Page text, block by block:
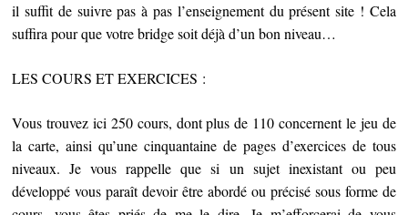
il suffit de suivre pas à pas l’enseignement du présent site ! Cela
suffira pour que votre bridge soit déjà d’un bon niveau…
LES COURS ET EXERCICES :
Vous trouvez ici 250 cours, dont plus de 110 concernent le jeu de
la carte, ainsi qu’une cinquantaine de pages d’exercices de tous
niveaux. Je vous rappelle que si un sujet inexistant ou peu
développé vous paraît devoir être abordé ou précisé sous forme de